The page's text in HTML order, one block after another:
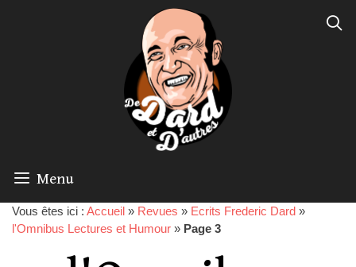
Menu
Vous êtes ici : Accueil » Revues » Ecrits Frederic Dard »
l'Omnibus Lectures et Humour » Page 3